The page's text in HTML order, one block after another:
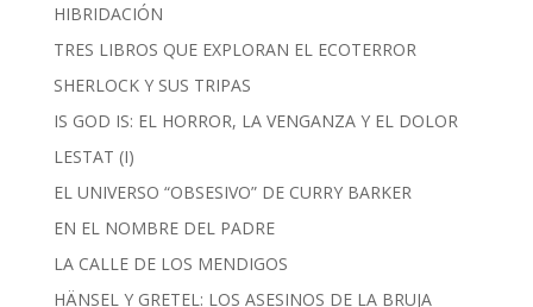
HIBRIDACIÓN
TRES LIBROS QUE EXPLORAN EL ECOTERROR
SHERLOCK Y SUS TRIPAS
IS GOD IS: EL HORROR, LA VENGANZA Y EL DOLOR
LESTAT (I)
EL UNIVERSO “OBSESIVO” DE CURRY BARKER
EN EL NOMBRE DEL PADRE
LA CALLE DE LOS MENDIGOS
HÄNSEL Y GRETEL: LOS ASESINOS DE LA BRUJA